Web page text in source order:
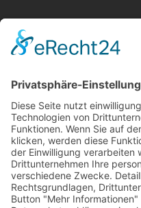
Information
Sachsen und Thüringen. Er
gleichzeitig
verschiedenen Ligen.